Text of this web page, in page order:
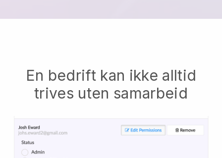
En bedrift kan ikke alltid
trives uten samarbeid